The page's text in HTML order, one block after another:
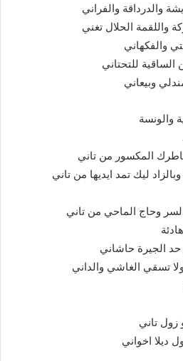
والدرداقة والفراني
واللقمة الحلال تغني
والفكهاني
للتحتاني
وبيعاني
والونسة
المكسور من تاني
ليك تمد ايديها من تاني
السر وحاج الماحي من تاني
حد الجيرة حاشاني
تسقي الغاشي والداني
زول تاني
ديلا اخواني